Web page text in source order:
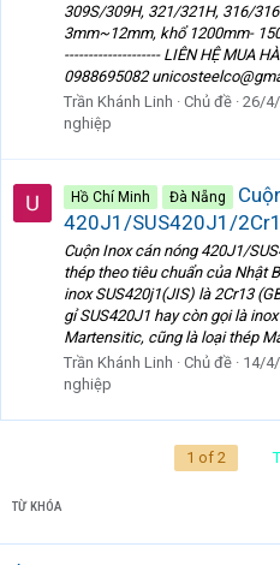
309S/309H, 321/321H, 316/
3mm~12mm, khổ 1200mm-
-------------------- LIÊN HỆ MUA
0988695082
Trần Khánh Linh
Chủ đề 26/
nghiệp
Hồ Chí Minh Đà Nẵng
420J1/SUS420J1/
Cuộn Inox cán nóng 420J1/
thép theo tiêu chuẩn của Nhật
inox SUS420j1(JIS) là 2Cr13
gỉ SUS420J1 hay còn gọi là
Martensitic, cũng là loại thép
Trần Khánh Linh
Chủ đề 14/
nghiệp
1 of 2
TỪ KHÓA